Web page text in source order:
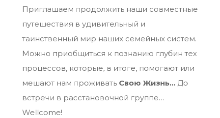
Приглашаем продолжить наши совместные
путешествия в удивительный и
таинственный мир наших семейных систем.
Можно приобщиться к познанию глубин тех
процессов, которые, в итоге, помогают или
мешают нам проживать Свою Жизнь…До
встречи в расстановочной группе…
Wellcome!